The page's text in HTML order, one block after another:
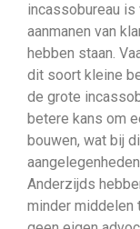
incassobureau
aanmanen van
hebben staan.
dit soort kleine
de grote
betere kans om
bouwen, wat bij
Anderzijds
minder middelen